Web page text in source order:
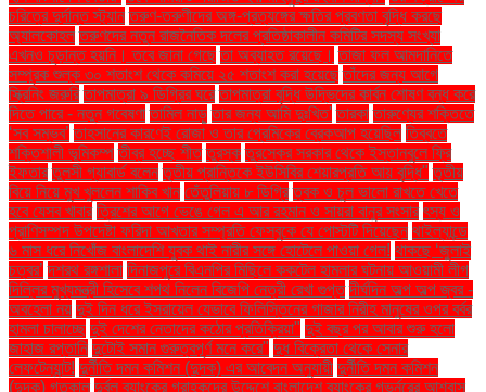
চরিত্রে দুর্দান্ত স্ট্যান তরুণ-তরুণীদের অঙ্গ-প্রত্যঙ্গের ক্ষতির প্রবণতা বৃদ্ধি করছে
অ্যালকোহল তরুণদের নতুন রাজনৈতিক দলের প্রতিষ্ঠাকালীন কমিটির সদস্য সংখ্যা
এখনও চূড়ান্ত হয়নি। তবে জানা গেছে তা অব্যাহত রয়েছে। তাজা ফল আমদানিতে
সম্পূরক শুল্ক ৩০ শতাংশ থেকে কমিয়ে ২৫ শতাংশ করা হয়েছে তাঁদের জন্য আগে
স্ক্রিনিং জরুরি তাপমাত্রা ৯ ডিগ্রির ঘরে তাপমাত্রা বৃদ্ধি উদ্ভিদের কার্বন শোষণ বন্ধ করে
দিতে পারে - নতুন গবেষণা তামিল নাড়ু তার জন্য আমি দুঃখিত' তারকা তারুণ্যের শক্তিতে
‘সব সম্ভব’ তাহসানের কারণেই রোজা ও তার প্রেমিকের ব্রেকআপ হয়েছিল তিব্বতে
শক্তিশালী ভূমিকম্প তীব্র হচ্ছে শীত তুরস্ক তুরস্কের সরকার থেকে ইস্তানবুলে ফ্রি
ইফতার তুলসী গ্যাবার্ড বলেন তৃতীয় প্রান্তিকে ইউসিবির শেয়ারপ্রতি আয় বৃদ্ধি" তৃতীয়
বিয়ে নিয়ে মুখ খুললেন শাকিব খান তেঁতুলিয়ায় ৮ ডিগ্রি ত্বক ও চুল ভালো রাখতে খেতে
হবে যেসব খাবার ত্রিশের আগে ভেঙে গেল এ আর রহমান ও সায়রা বানুর সংসার ৎস্য ও
প্রাণিসম্পদ উপদেষ্টা ফরিদা আখতার সম্প্রতি ফেসবুকে যে পোস্টটি দিয়েছেন থাইল্যান্ডে
৬ মাস ধরে নিখোঁজ বাংলাদেশি যুবক থাই নারীর সঙ্গে হোটেলে পাওয়া গেল! থাকছে ‘জুলাই
চত্বর’ দশরথ রঙ্গশালা দিনাজপুরে বিএনপির মিছিলে ককটেল হামলার ঘটনায় আওয়ামী লীগ
দিল্লির মুখ্যমন্ত্রী হিসেবে শপথ নিলেন বিজেপি নেত্রী রেখা গুপ্ত দীর্ঘদিন অল্প অল্প জ্বর -
অবহেলা নয় দুই দিন ধরে ইসরায়েল যেভাবে ফিলিস্তিনের গাজার নিরীহ মানুষের ওপর বর্বর
হামলা চালাচ্ছে দুই দেশের নেতাদের কঠোর প্রতিক্রিয়া" দুই বছর পর আবার শুরু হলো
জাহাজ রপ্তানি দুটোই সমান গুরুত্বপূর্ণ মনে করে" দুধ বিক্রেতা থেকে সেনার
লেফটেন্যান্ট! দুর্নীতি দমন কমিশন (দুদক) এর আবেদন অনুযায়ী দুর্নীতি দমন কমিশন
(দুদক) গতকাল দুর্বল ব্যাংকের গ্রাহকদের উদ্দেশে বাংলাদেশ ব্যাংকের গভর্নরের আশ্বাস